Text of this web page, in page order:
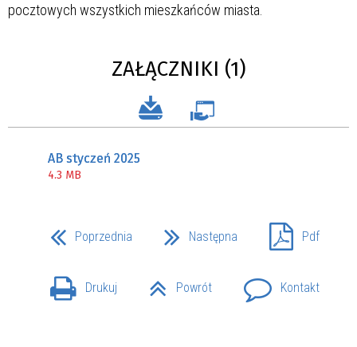
pocztowych wszystkich mieszkańców miasta.
ZAŁĄCZNIKI (1)
AB styczeń 2025
4.3 MB
Poprzednia Następna Pdf
Drukuj Powrót Kontakt